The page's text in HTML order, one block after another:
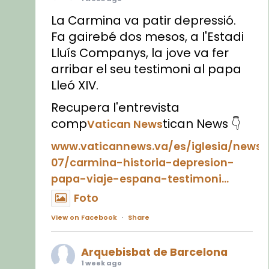
La Carmina va patir depressió.
Fa gairebé dos mesos, a l'Estadi
Lluís Companys, la jove va fer
arribar el seu testimoni al papa
Lleó XIV.
Recupera l'entrevista
compVatican Newstican News 👇
www.vaticannews.va/es/iglesia/news/
07/carmina-historia-depresion-
papa-viaje-espana-testimoni...
Foto
View on Facebook · Share
Arquebisbat de Barcelona
1 week ago